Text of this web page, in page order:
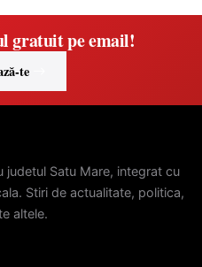
gratuit pe email!
te
judetul Satu Mare, integrat cu
Stiri de actualitate, politica,
altele.